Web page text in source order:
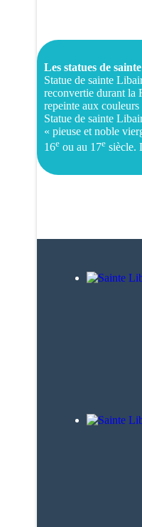
Les statues de
Statue de sainte
reconvertie durant la
repeinte aux
Statue de sainte
« pieuse et noble
16e ou au 17e siècle.